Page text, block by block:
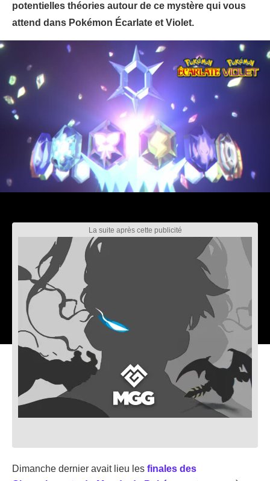
potentielles théories autour de ce mystère qui vous
attend dans Pokémon Écarlate et Violet.
Dimanche dernier avait lieu les finales des